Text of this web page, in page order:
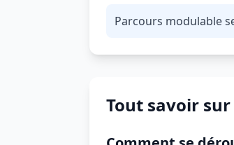
Parcours modulable
Tout savoir